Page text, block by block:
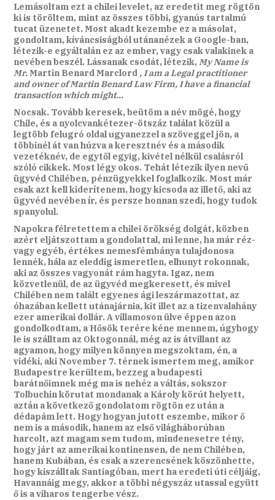
Lemásoltam ezt a chilei levelet, az eredetit meg rögtön
ki is töröltem, mint az összes többi, gyanús tartalmú
tucat üzenetet. Most akadt kezembe ez a másolat,
gondoltam, kíváncsiságból utánanézek a Google-ban,
létezik-e egyáltalán ez az ember, vagy csak valakinek a
nevében beszél. Lássanak csodát, létezik,My Name is
Mr. Martin Benard Marclord , I am a Legal practitioner
and owner of Martin Benard Law Firm, I have a financial
transaction which might…
Nocsak. Tovább keresek, beütöm a név mögé, hogy
Chile, és a nyolcvankétezer-ötszáz találat közül a
legtöbb felugró oldal ugyanezzel a szöveggel jön, a
többinél át van húzva a keresztnév és a második
vezetéknév, de egytől egyig, kivétel nélkül csalásról
szóló cikkek. Most légy okos. Tehát létezik ilyen nevű
ügyvéd Chilében, pénzügyekkel foglalkozik. Most már
csak azt kell kiderítenem, hogy kicsoda az illető, aki az
ügyvéd nevében ír, és persze honnan szedi, hogy tudok
spanyolul.
Napokra félretettem a chilei örökség dolgát, közben
azért eljátszottam a gondolattal, mi lenne, ha már réz-
vagy egyéb, értékes nemesfémbánya tulajdonosa
lennék, hála az eleddig ismeretlen, elhunyt rokonnak,
aki az összes vagyonát rám hagyta. Igaz, nem
közvetlenül, de az ügyvéd megkeresett, és mivel
Chilében nem talált egyenes ági leszármazottat, az
óhazában kellett utánajárnia, kit illet az a tizenvalahány
ezer amerikai dollár. A villamoson ülve éppen azon
gondolkodtam, a Hősök terére kéne mennem, úgyhogy
le is szálltam az Oktogonnál, még az is átvillant az
agyamon, hogy milyen könnyen megszoktam, én, a
vidéki, aki November 7. térnek ismertem meg, amikor
Budapestre kerültem, bezzeg a budapesti
barátnőimnek még ma is nehéz a váltás, sokszor
Tolbuchin körutat mondanak a Károly körút helyett,
aztán a következő gondolatom rögtön ez után a
dédapám lett. Hogy hogyan jutott eszembe, mikor ő
nem is a második, hanem az első világháborúban
harcolt, azt magam sem tudom, mindenesetre tény,
hogy járt az amerikai kontinensen, de nem Chilében,
hanem Kubában, és csak a szerencsének köszönhette,
hogy kiszálltak Santiagóban, mert ha eredeti úti céljáig,
Havannáig megy, akkor a többi négyszáz utassal együtt
ő is a viharos tengerbe vész.